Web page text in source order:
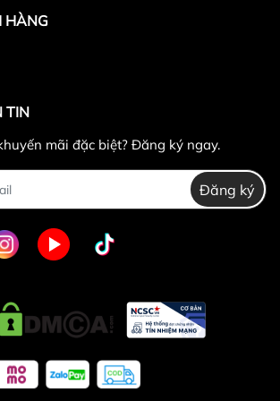
0829447733
lại tiền thừa
lỗi từ nhà sản xuất
quá trình vận chuyển
HÀNG
TIN
mãi đặc biệt? Đăng ký ngay.
Đăng ký